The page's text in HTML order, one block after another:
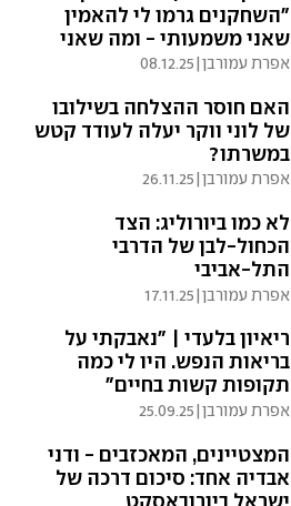
"השחקנים גרמו לי להאמין
שאני משמעותי - ומה שאני
אומר חשוב"
אפרת עמורבן|
08.12.25
האם חוסר ההצלחה בשילובו
של לוני ווקר יעלה לעודד קטש
במשרתו?
אפרת עמורבן|
26.11.25
לא כמו ביורוליג: הצד
הכחול-לבן של הדרבי
התל-אביבי
אפרת עמורבן|
17.11.25
ריאיון בלעדי | "נאבקתי על
בריאות הנפש. היו לי כמה
תקופות קשות בחיים"
אפרת עמורבן|
25.09.25
המצטיינים, המאכזבים - ודני
אבדיה אחד: סיכום דרכה של
ישראל ביורובאסקט